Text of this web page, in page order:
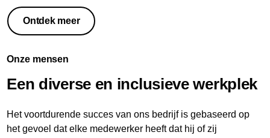
Ontdek meer
Onze mensen
Een diverse en inclusieve werkplek
Het voortdurende succes van ons bedrijf is gebaseerd op
het gevoel dat elke medewerker heeft dat hij of zij